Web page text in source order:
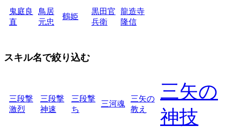
鬼庭良
直
鳥居
元忠
鶴姫
黒田官
兵衛
龍造寺
隆信
スキル名で絞り込む
三段撃
激烈
三段撃
神速
三段撃
ち
三河魂
三矢の
教え
三矢の
神技